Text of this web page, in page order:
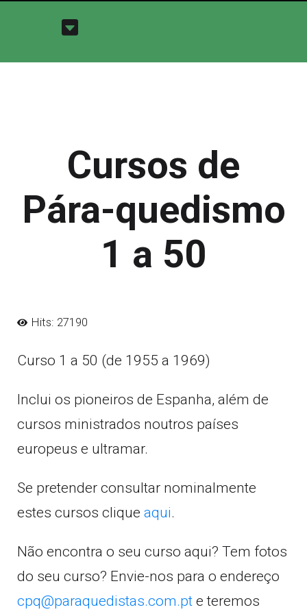
Cursos de
Pára-quedismo
1 a 50
Hits: 27190
Curso 1 a 50 (de 1955 a 1969)
Inclui os pioneiros de Espanha, além de
cursos ministrados noutros países
europeus e ultramar.
Se pretender consultar nominalmente
estes cursos clique aqui.
Não encontra o seu curso aqui? Tem fotos
do seu curso? Envie-nos para o endereço
cpq@paraquedistas.com.pt e teremos